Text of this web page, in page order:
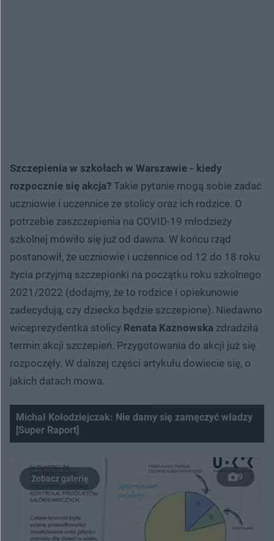
Szczepienia w szkołach w Warszawie - kiedy
rozpocznie się akcja? Takie pytanie mogą sobie zadać
uczniowie i uczennice ze stolicy oraz ich rodzice. O
potrzebie zaszczepienia na COVID-19 młodzieży
szkolnej mówiło się już od dawna. W końcu rząd
postanowił, że uczniowie i uczennice od 12 do 18 roku
życia przyjmą szczepionki na początku roku szkolnego
2021/2022 (dodajmy, że to rodzice i opiekunowie
zadecydują, czy dziecko będzie szczepione). Niedawno
wiceprezydentka stolicy Renata Kaznowska zdradziła
termin akcji szczepień. Przygotowania do akcji już się
rozpoczęły. W dalszej części artykułu dowiecie się, o
jakich datach mowa.
Michał Kołodziejczak: Nie damy się zamęczyć władzy
[Super Raport]
Spróbuj ponownie
9